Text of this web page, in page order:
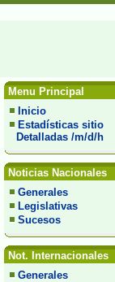
Menu Principal
Inicio
Estadísticas sitio
Detalladas /m/d/h
Noticias Nacionales
Generales
Legislativas
Sucesos
Not. Internacionales
Generales